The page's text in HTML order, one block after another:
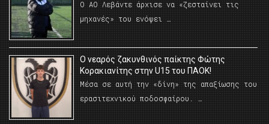
Ο ΑΟ Λεβάντε άρχισε να «ζεσταίνει τις
μηχανές» του ενόψει …
O νεαρός ζακυνθινός παίκτης Φώτης
Κορακιανίτης στην U15 του ΠΑΟΚ!
Μέσα σε αυτή την «δίνη» της απαξίωσης του
ερασιτεχνικού ποδοσφαίρου. …